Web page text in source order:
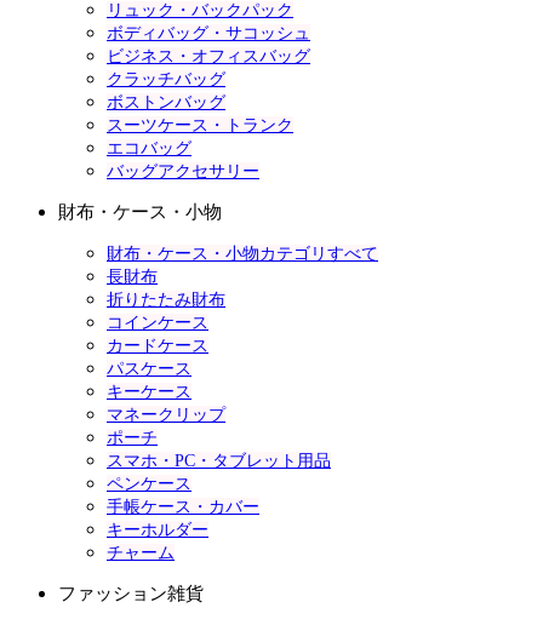
リュック・バックパック
ボディバッグ・サコッシュ
ビジネス・オフィスバッグ
クラッチバッグ
ボストンバッグ
スーツケース・トランク
エコバッグ
バッグアクセサリー
財布・ケース・小物
財布・ケース・小物カテゴリすべて
長財布
折りたたみ財布
コインケース
カードケース
パスケース
キーケース
マネークリップ
ポーチ
スマホ・PC・タブレット用品
ペンケース
手帳ケース・カバー
キーホルダー
チャーム
ファッション雑貨